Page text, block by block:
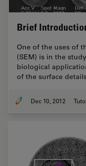
Brief
One of the uses of
(SEM) is in the
biological
of the surface
Dec 10, 2012